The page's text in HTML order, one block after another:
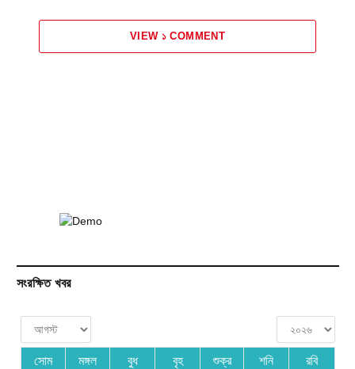
VIEW ১ COMMENT
সংরক্ষিত খবর
সোম মঙ্গল বুধ বৃহ শুক্র শনি রবি